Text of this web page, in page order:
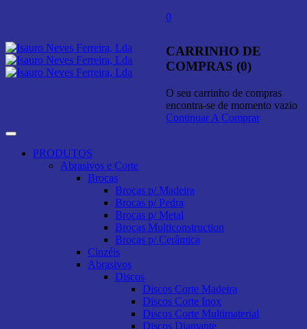
0
CARRINHO DE
COMPRAS (0)
O seu carrinho de compras
encontra-se de momento vazio
Continuar A Comprar
PRODUTOS
Abrasivos e Corte
Brocas
Brocas p/ Madeira
Brocas p/ Pedra
Brocas p/ Metal
Brocas Multiconstruction
Brocas p/ Cerâmica
Cinzéis
Abrasivos
Discos
Discos Corte Madeira
Discos Corte Inox
Discos Corte Multimaterial
Discos Diamante